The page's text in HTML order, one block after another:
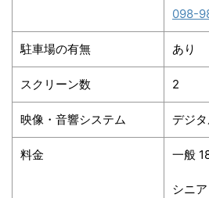
098-
駐車場の有無 あり
スクリーン数 2
映像・音響システム デジ
料金 一般
シニ